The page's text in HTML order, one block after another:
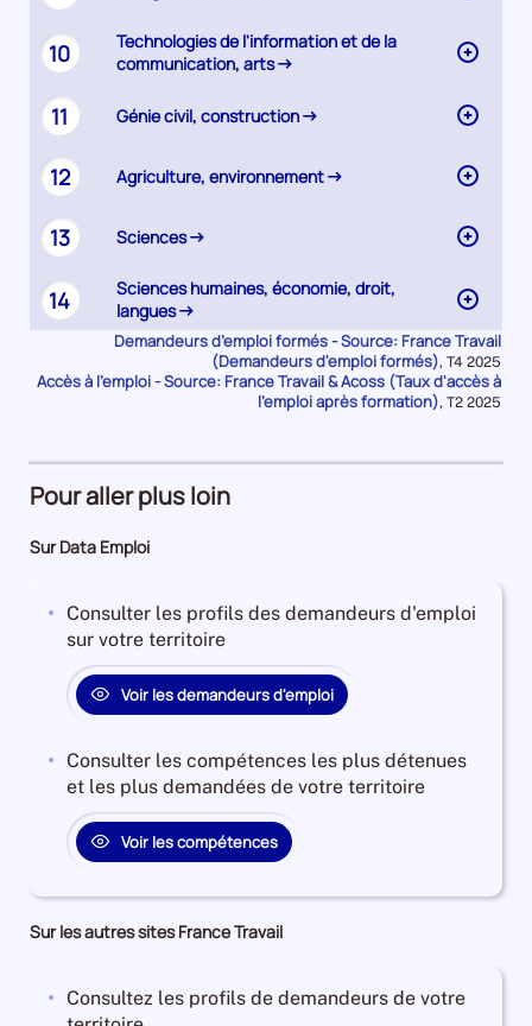
10
Technologies de l'information et de la
communication, arts
11 Génie civil, construction
12 Agriculture, environnement
13 Sciences
14
Sciences humaines, économie, droit,
langues
Demandeurs d’emploi formés - Source: France Travail
(Demandeurs d'emploi formés), Données
pour
la
T4 2025
Accès à l’emploi - Source: France Travail & Acoss (Taux d'accès à
l'emploi après formation), Données
T2 2025
Pour aller plus loin
Sur Data Emploi
Consulter les profils des demandeurs d'emploi
sur votre territoire
Voir les demandeurs d'emploi
Consulter les compétences les plus détenues
et les plus demandées de votre territoire
Voir les compétences
Sur les autres sites France Travail
Consultez les profils de demandeurs de votre